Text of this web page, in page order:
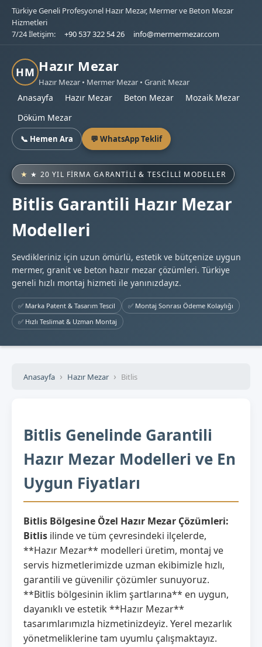
Türkiye Geneli Profesyonel Hazır Mezar, Mermer ve Beton Mezar
Hizmetleri
7/24 İletişim:
+90 537 322 54 26 info@mermermezar.com
HM Hazır Mezar
Hazır Mezar • Mermer Mezar • Granit Mezar
Anasayfa Hazır Mezar Beton Mezar
Mozaik Mezar
Döküm Mezar
📞 Hemen Ara 💬 WhatsApp Teklif
★ 20 YIL FIRMA GARANTILI & TESCILLI MODELLER
Bitlis Garantili Hazır Mezar
Modelleri
Sevdikleriniz için uzun ömürlü, estetik ve bütçenize uygun
mermer, granit ve beton hazır mezar çözümleri. Türkiye
geneli hızlı montaj hizmeti ile yanınızdayız.
✅ Marka Patent & Tasarım Tescil
✅ Montaj Sonrası Ödeme Kolaylığı
✅ Hızlı Teslimat & Uzman Montaj
Anasayfa Hazır Mezar Bitlis
Bitlis Genelinde Garantili
Hazır Mezar Modelleri ve En
Uygun Fiyatları
Bitlis Bölgesine Özel Hazır Mezar Çözümleri:
Bitlis ilinde ve tüm çevresindeki ilçelerde,
**Hazır Mezar** modelleri üretim, montaj ve
servis hizmetlerimizde uzman ekibimizle hızlı,
garantili ve güvenilir çözümler sunuyoruz.
**Bitlis bölgesinin iklim şartlarına** en uygun,
dayanıklı ve estetik **Hazır Mezar**
tasarımlarımızla hizmetinizdeyiz. Yerel mezarlık
yönetmeliklerine tam uyumlu çalışmaktayız.